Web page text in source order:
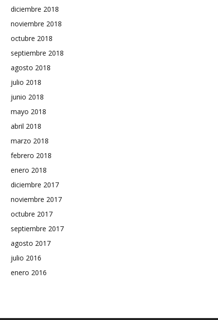
diciembre 2018
noviembre 2018
octubre 2018
septiembre 2018
agosto 2018
julio 2018
junio 2018
mayo 2018
abril 2018
marzo 2018
febrero 2018
enero 2018
diciembre 2017
noviembre 2017
octubre 2017
septiembre 2017
agosto 2017
julio 2016
enero 2016